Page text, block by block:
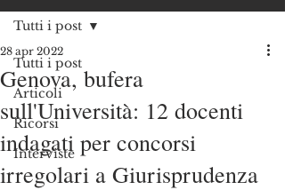
Tutti i post
Articoli
Ricorsi
Interviste
Tutti i post
Genova, bufera
sull'Università: 12 docenti
indagati per concorsi
irregolari a Giurisprudenza
28 apr 2022